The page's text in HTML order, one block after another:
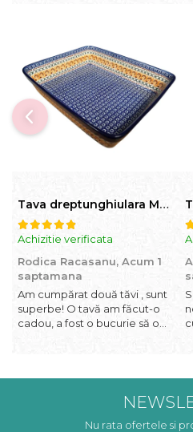
Tava dreptunghiulara Morning Sunrise, ceramica smaltuita, pictata manual, 27,0 X 32, 5 cm
Achizitie verificata
Rodica Racasanu, Acum 1
saptamana
Am cumpărat două tăvi , sunt
superbe! O tavă am făcut-o
cadou, a fost o bucurie să o
folosim, are viață. Vă
Nu rata ofertele si